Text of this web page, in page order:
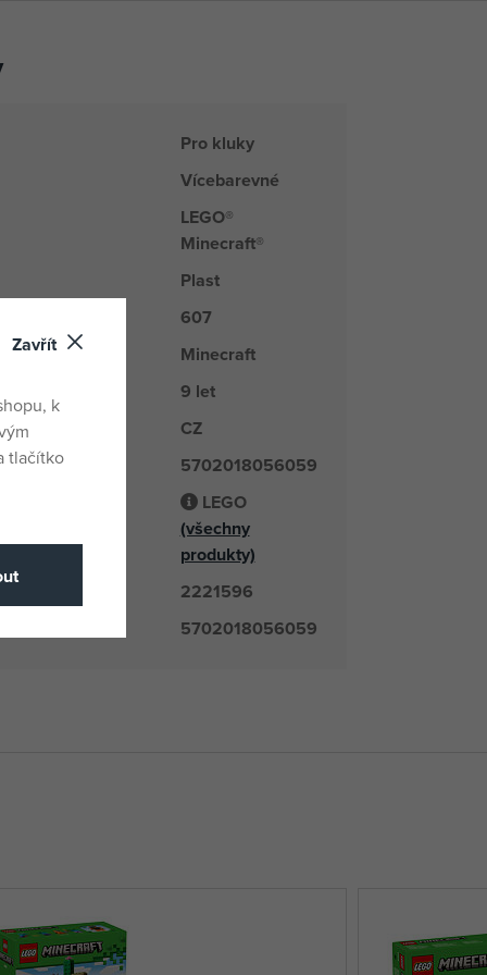
Pro kluky
Vícebarevné
LEGO®
Minecraft®
Plast
607
Minecraft
9 let
CZ
5702018056059
LEGO
(všechny
produkty)
2221596
5702018056059
Zavřít
k
tlačítko